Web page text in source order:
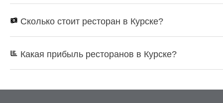
Сколько стоит ресторан в Курске?
Какая прибыль ресторанов в Курске?